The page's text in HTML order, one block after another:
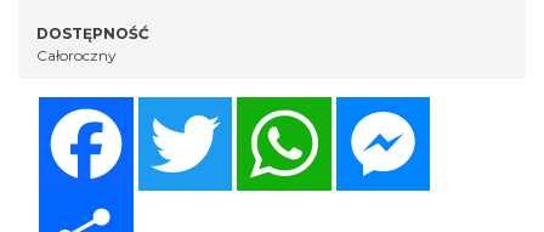
DOSTĘPNOŚĆ
Całoroczny
Twitter